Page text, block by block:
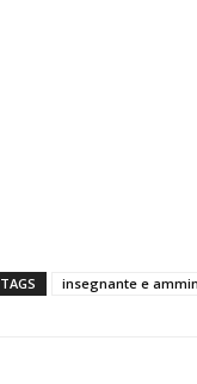
TAGS insegnante e